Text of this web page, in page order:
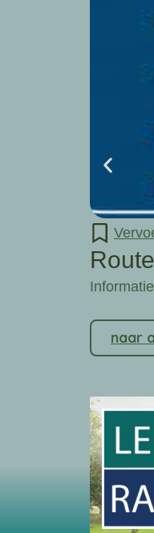
naar